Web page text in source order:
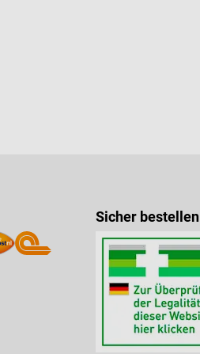
Sicher bestellen